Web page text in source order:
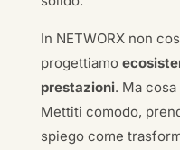
In NETWORX non
progettiamo
prestazioni. Ma
Mettiti comodo,
spiego come